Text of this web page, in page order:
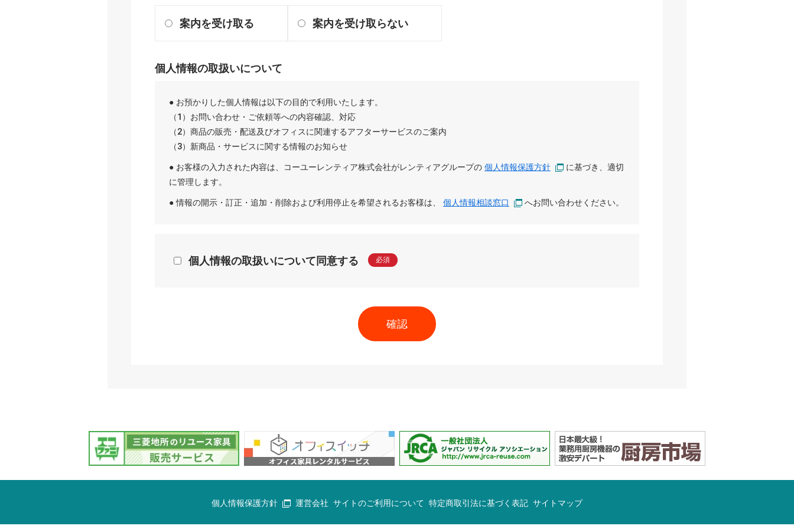
案内を受け取る 案内を受け取らない
個人情報の取扱いについて
● お預かりした個人情報は以下の目的で利用いたします。
（1）お問い合わせ・ご依頼等への内容確認、対応
（2）商品の販売・配送及びオフィスに関連するアフターサービスのご案内
（3）新商品・サービスに関する情報のお知らせ
● お客様の入力された内容は、 コーユーレンティア株式会社がレンティアグループの 個人情報保護方針
に基づき、適切
に管理します。
● 情報の開示・訂正・追加・削除および利用停止を希望されるお客様は、 個人情報相談窓口 へお問い合わせください。
個人情報の取扱いについて同意する 必須
個人情報保護方針 運営会社 サイトのご利用について 特定商取引法に基づく表記 サイトマップ